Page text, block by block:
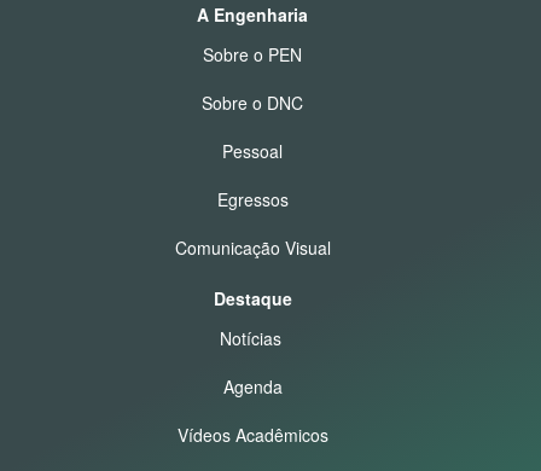
A Engenharia
Sobre o PEN
Sobre o DNC
Pessoal
Egressos
Comunicação Visual
Destaque
Notícias
Agenda
Vídeos Acadêmicos